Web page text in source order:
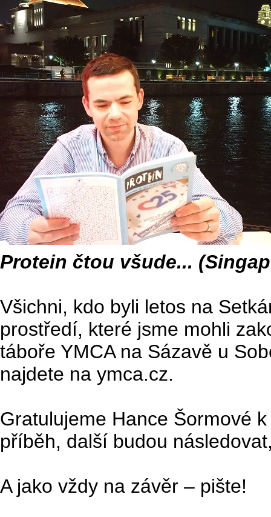
Protein čtou všude...
Všichni, kdo byli letos na
prostředí, které jsme mohli
táboře YMCA na Sázavě u
najdete na ymca.cz.
Gratulujeme Hance Šormové
příběh, další budou
A jako vždy na závěr – pište!